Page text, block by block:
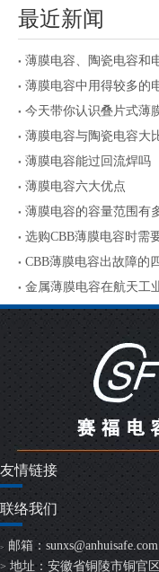
最近新闻
薄膜电容、陶瓷电容和
薄膜电容中用得较多的
今天带你认识叠片式薄
薄膜电容与陶瓷电容大
薄膜电容能过回流焊吗
薄膜电容六大优点
薄膜电容的容量范围有
选购CBB薄膜电容时需
CBB薄膜电容出故障的
金属薄膜电容在航天工
友情链接
联络我们
> 邮箱： sunxs@anhuisafe.com
> 地址：安徽省铜陵市铜官